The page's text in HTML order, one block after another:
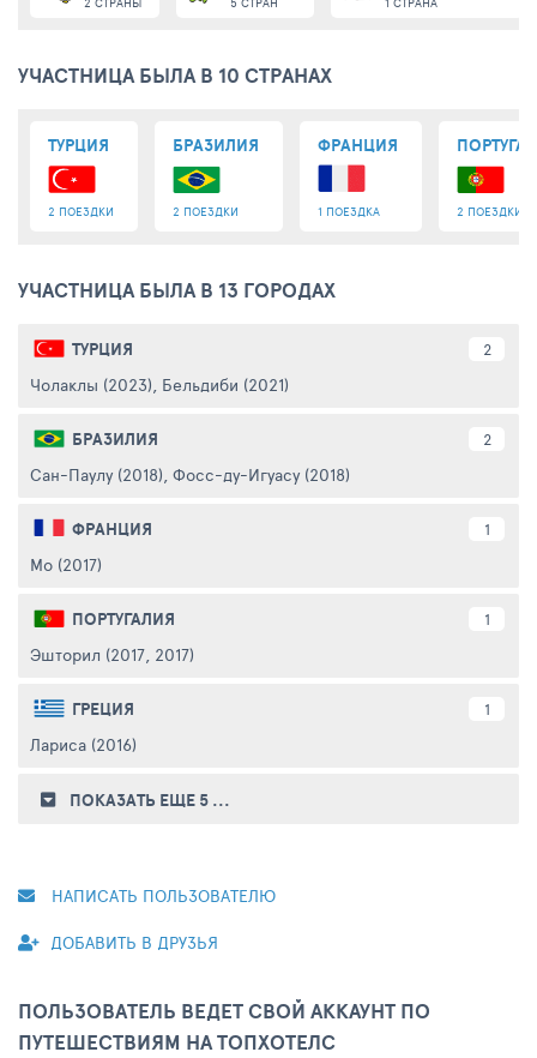
УЧАСТНИЦА БЫЛА В 10 СТРАНАХ
ТУРЦИЯ
2 ПОЕЗДКИ
БРАЗИЛИЯ
2 ПОЕЗДКИ
ФРАНЦИЯ
1 ПОЕЗДКА 2 ПОЕЗДКИ
УЧАСТНИЦА БЫЛА В 13 ГОРОДАХ
ТУРЦИЯ 2
Чолаклы (2023), Бельдиби (2021)
БРАЗИЛИЯ 2
Сан-Паулу (2018), Фосс-ду-Игуасу (2018)
ФРАНЦИЯ 1
Мо (2017)
ПОРТУГАЛИЯ 1
Эшторил (2017, 2017)
ГРЕЦИЯ 1
Лариса (2016)
ПОКАЗАТЬ ЕЩЕ 5 ...
НАПИСАТЬ ПОЛЬЗОВАТЕЛЮ
ДОБАВИТЬ В ДРУЗЬЯ
ПОЛЬЗОВАТЕЛЬ ВЕДЕТ СВОЙ АККАУНТ ПО
ПУТЕШЕСТВИЯМ НА ТОПХОТЕЛС